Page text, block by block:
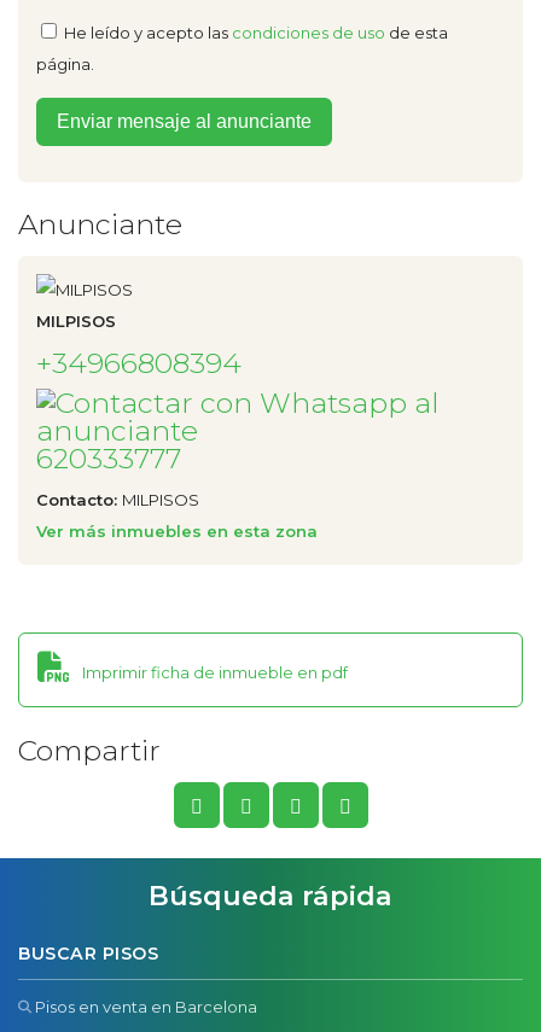
He leído y acepto las condiciones de uso de esta
página.
Anunciante
MILPISOS
+34966808394
620333777
Contacto: MILPISOS
Ver más inmuebles en esta zona
Imprimir ficha de inmueble en pdf
Compartir
Búsqueda rápida
BUSCAR PISOS
Pisos en venta en Barcelona